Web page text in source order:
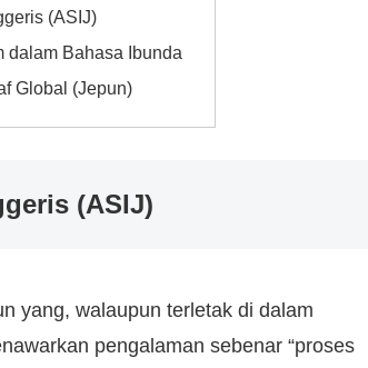
(ASIJ)
dalam Bahasa Ibunda
Global (Jepun)
(ASIJ)
yang, walaupun terletak di dalam
pengalaman sebenar “proses